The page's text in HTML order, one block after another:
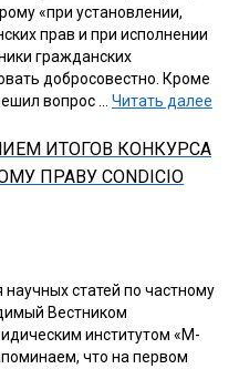
«при установлении,
прав и при исполнении
гражданских
добросовестно. Кроме
вопрос … Читать далее
ИТОГОВ КОНКУРСА
ПРАВУ CONDICIO
статей по частному
Вестником
институтом «М-
что на первом